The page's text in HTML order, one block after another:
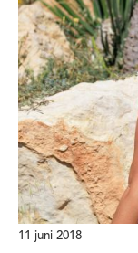
11 juni 2018